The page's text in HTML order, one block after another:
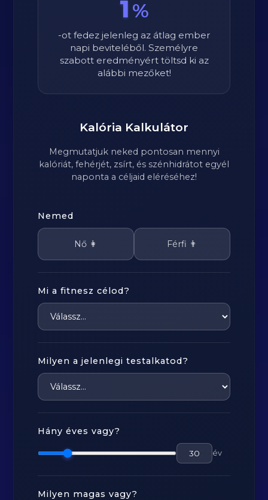
1 %
-ot fedez jelenleg az átlag ember
napi beviteléből. Személyre
szabott eredményért töltsd ki az
alábbi mezőket!
Kalória Kalkulátor
Megmutatjuk neked pontosan mennyi
kalóriát, fehérjét, zsírt, és szénhidrátot egyél
naponta a céljaid eléréséhez!
Nemed
Nő 👩 Férfi 👨
Mi a fitnesz célod?
Milyen a jelenlegi testalkatod?
Hány éves vagy?
év
Milyen magas vagy?